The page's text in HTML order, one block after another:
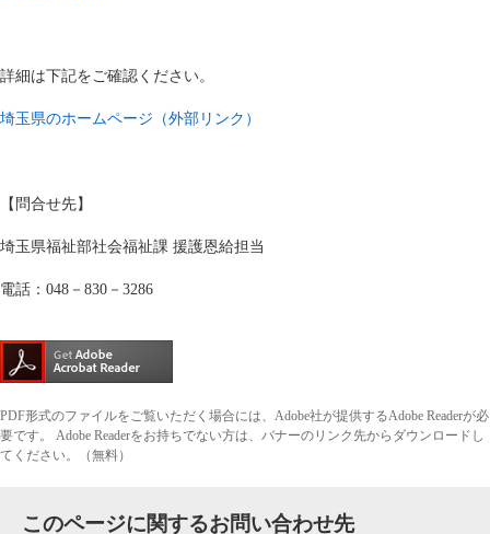
詳細は下記をご確認ください。
埼玉県のホームページ（外部リンク）
【問合せ先】
埼玉県福祉部社会福祉課 援護恩給担当
電話：048－830－3286
PDF形式のファイルをご覧いただく場合には、Adobe社が提供するAdobe Readerが必
要です。
Adobe Readerをお持ちでない方は、バナーのリンク先からダウンロードし
てください。（無料）
このページに関するお問い合わせ先